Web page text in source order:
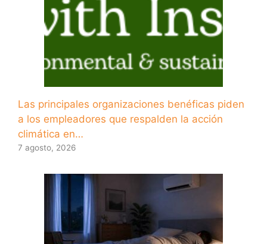
Las principales organizaciones benéficas piden
a los empleadores que respalden la acción
climática en…
7 agosto, 2026